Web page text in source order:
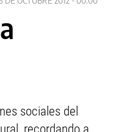
sociales del
recordando a